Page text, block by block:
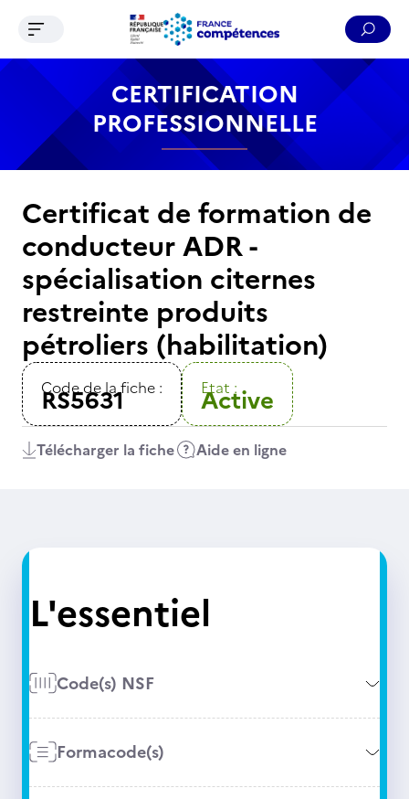
Contenu Recherche Menu Pied de page
Ouvrir le menu de navigation
CERTIFICATION
PROFESSIONNELLE
Certificat de formation de
conducteur ADR -
spécialisation citernes
restreinte produits
pétroliers (habilitation)
Code de la fiche :
RS5631 Etat :
Active
Télécharger la fiche Aide en ligne
L'essentiel
Code(s) NSF
Formacode(s)